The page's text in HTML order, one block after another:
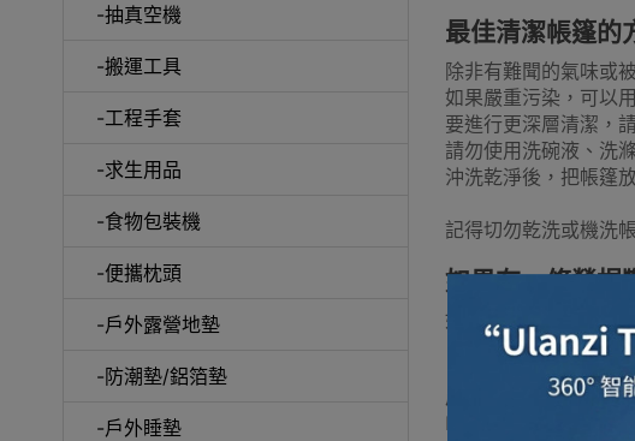
-抽真空機
-搬運工具
-工程手套
-求生用品
-食物包裝機
-便攜枕頭
-戶外露營地墊
-防潮墊/鋁箔墊
-戶外睡墊
最佳清潔帳篷的
除非有難聞的氣味或
如果嚴重污染，可以
要進行更深層清潔，
請勿使用洗碗液、洗
沖洗乾淨後，把帳篷
記得切勿乾洗或機洗
如果有一條營桿
如果帳篷桿斷裂，您
產品連結：
NatureHike 帳篷桿急